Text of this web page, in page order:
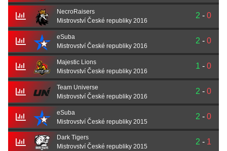
NecroRaisers
Mistrovství České republiky 2016
2 - 0
eSuba
Mistrovství České republiky 2016
2 - 0
Majestic Lions
Mistrovství České republiky 2016
1 - 0
Team Universe
Mistrovství České republiky 2016
2 - 0
eSuba
Mistrovství České republiky 2015
2 - 0
Dark Tigers
Mistrovství České republiky 2015
2 - 1